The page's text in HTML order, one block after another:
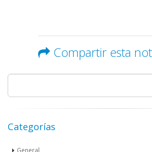
Compartir esta
Categorías
General